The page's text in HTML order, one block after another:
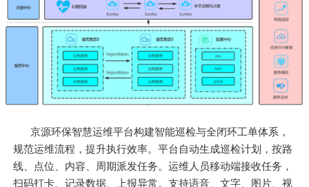
京源环保智慧运维平台构建智能巡检与全闭环工单体系，
规范运维流程，提升执行效率。平台自动生成巡检计划，按路
线、点位、内容、周期派发任务。运维人员移动端接收任务，
扫码打卡、记录数据、上报异常。支持语音、文字、图片、视